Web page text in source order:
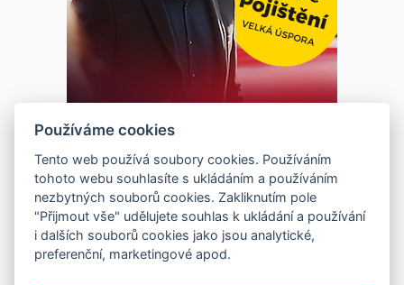
Používáme cookies
Tento web používá soubory cookies. Používáním
tohoto webu souhlasíte s ukládáním a používáním
nezbytných souborů cookies. Zakliknutím pole
"Přijmout vše" udělujete souhlas k ukládání a používání
i dalších souborů cookies jako jsou analytické,
preferenční, marketingové apod.